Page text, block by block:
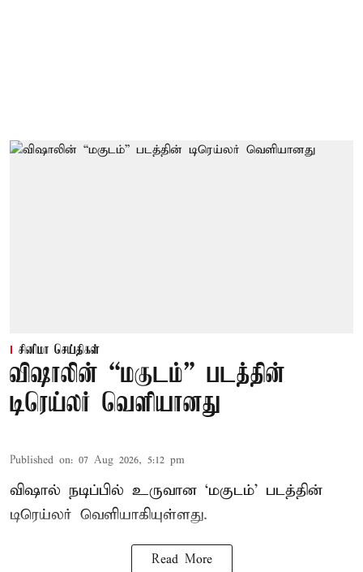
சினிமா செய்திகள்
விஷாலின் “மகுடம்” படத்தின்
டிரெய்லர் வெளியானது
Published on: 07 Aug 2026, 5:12 pm
விஷால் நடிப்பில் உருவான ‘மகுடம்’ படத்தின்
டிரெய்லர் வெளியாகியுள்ளது.
Read More